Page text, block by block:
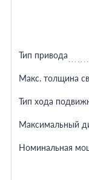
Тип привода
Макс. толщина
Тип хода
Максимальный
Номинальная